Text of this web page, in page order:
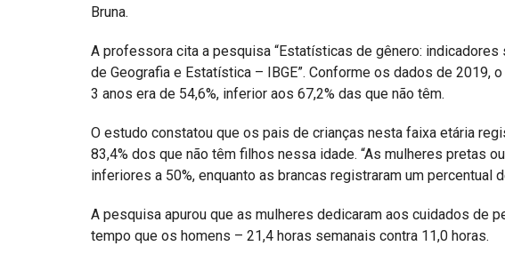
Bruna.
A professora cita a pesquisa “Estatísticas de gênero:
de Geografia e Estatística – IBGE”. Conforme os dados de 2019,
3 anos era de 54,6%, inferior aos 67,2% das que não têm.
O estudo constatou que os pais de crianças nesta faixa etária
83,4% dos que não têm filhos nessa idade. “As mulheres pretas
inferiores a 50%, enquanto as brancas registraram um percentual
A pesquisa apurou que as mulheres dedicaram aos cuidados de
tempo que os homens – 21,4 horas semanais contra 11,0 horas.